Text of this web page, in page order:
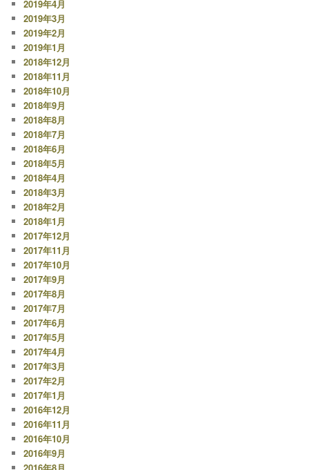
2019年4月
2019年3月
2019年2月
2019年1月
2018年12月
2018年11月
2018年10月
2018年9月
2018年8月
2018年7月
2018年6月
2018年5月
2018年4月
2018年3月
2018年2月
2018年1月
2017年12月
2017年11月
2017年10月
2017年9月
2017年8月
2017年7月
2017年6月
2017年5月
2017年4月
2017年3月
2017年2月
2017年1月
2016年12月
2016年11月
2016年10月
2016年9月